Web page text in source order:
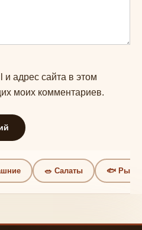
адрес сайта в этом
моих комментариев.
🥗 Салаты 🐟 Рыба